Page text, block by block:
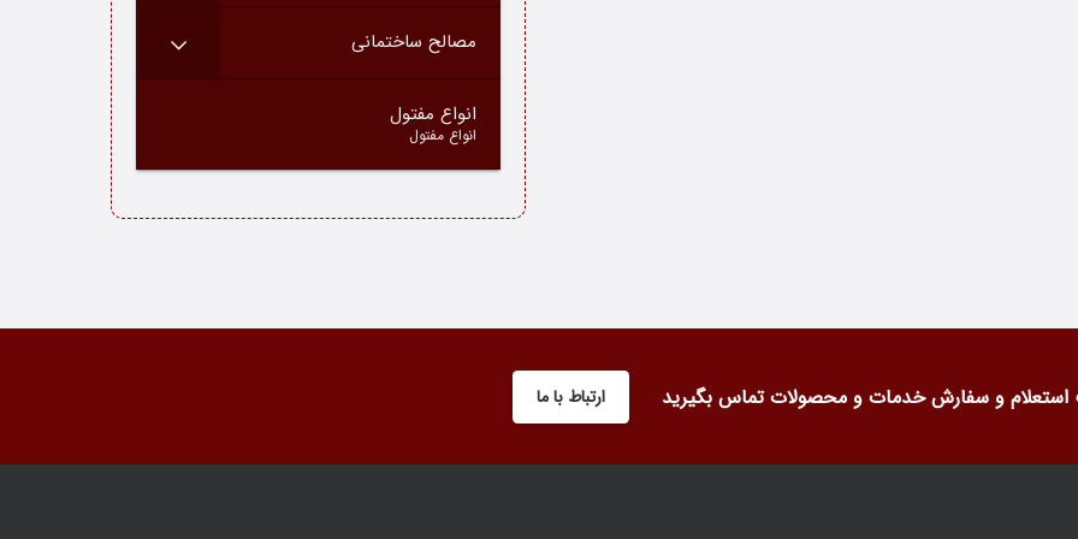
مصالح ساختمانی
انواع مفتول
انواع مفتول
و سفارش خدمات و محصولات تماس بگیرید ارتباط با ما